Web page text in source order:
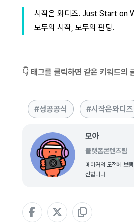
시작은 와디즈. Just Start on
모두의 시작, 모두의 펀딩.
👇 태그를 클릭하면 같은 키워드의
성공공식 시작은와디즈
모아
플랫폼콘텐츠팀
메이커의 도전에 보
전합니다